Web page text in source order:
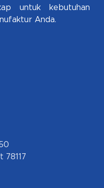
untuk kebutuhan
Anda.
78117